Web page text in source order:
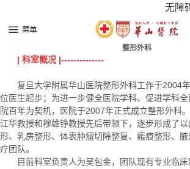
无障
整形外科
| 科室概况 |--------------
复旦大学附属华山医院整形外科工作于2004
位医生起步；为进一步健全医院学科、促进学科
院百年为契机，医院于2007年正式成立整形外科
江华教授和穆雄铮教授先后带领下，逐步形成了
形、乳房整形、体表肿瘤切除整复、瘢痕整形、
疗团队。
目前科室负责人为吴包金，团队现有专业临